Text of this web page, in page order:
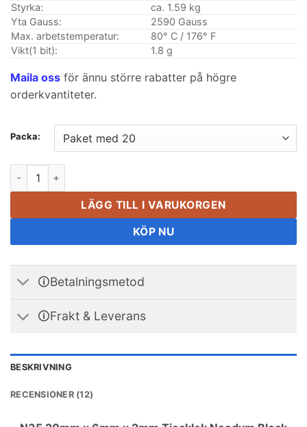
Styrka:
ca. 1.59 kg
Yta Gauss:
2590 Gauss
Max. arbetstemperatur:
80° C / 176° F
Vikt(1 bit):
1.8 g
Maila oss för ännu större rabatter på högre
orderkvantiteter.
Packa:
20mmx6mmx2mm tjock neodymblockmagnet N35 tunna
LÄGG TILL I VARUKORGEN
KÖP NU
🛈Betalningsmetod
🛈Frakt & Leverans
BESKRIVNING
RECENSIONER (12)